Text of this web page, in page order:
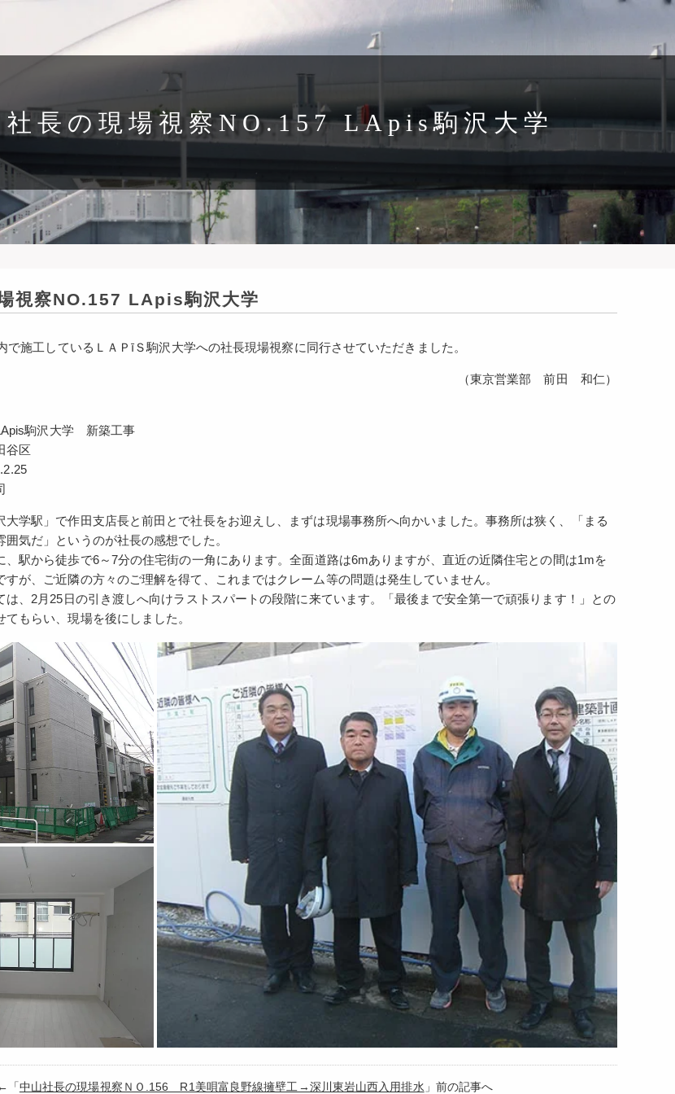
社長の現場視察NO.157 LApis駒沢大学
視察NO.157 LApis駒沢大学
で施工しているＬＡＰīＳ駒沢大学への社長現場視察に同行させていただきました。
（東京営業部 前田 和仁）
駒沢大学 新築工事
谷区
大学駅」で作田支店長と前田とで社長をお迎えし、まずは現場事務所へ向かいました。事務所は狭く、「まる
気だ」というのが社長の感想でした。
、駅から徒歩で6～7分の住宅街の一角にあります。全面道路は6mありますが、直近の近隣住宅との間は1mを
すが、ご近隣の方々のご理解を得て、これまではクレーム等の問題は発生していません。
は、2月25日の引き渡しへ向けラストスパートの段階に来ています。「最後まで安全第一で頑張ります！」との
もらい、現場を後にしました。
←「 中山社長の現場視察ＮＯ.156 R1美唄富良野線擁壁工→深川東岩山西入用排水 」前の記事へ